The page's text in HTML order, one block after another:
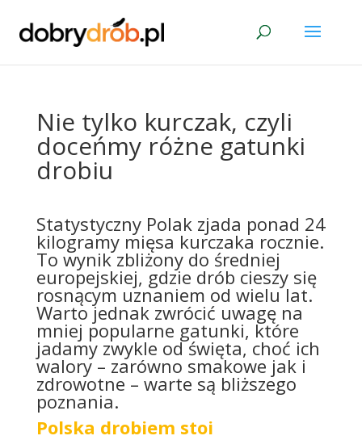
Nie tylko kurczak, czyli
doceńmy różne gatunki
drobiu
Statystyczny Polak zjada ponad 24
kilogramy mięsa kurczaka rocznie.
To wynik zbliżony do średniej
europejskiej, gdzie drób cieszy się
rosnącym uznaniem od wielu lat.
Warto jednak zwrócić uwagę na
mniej popularne gatunki, które
jadamy zwykle od święta, choć ich
walory – zarówno smakowe jak i
zdrowotne – warte są bliższego
poznania.
Polska drobiem stoi